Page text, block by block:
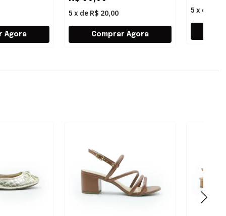
5 x de R$ 20,00 5 x de